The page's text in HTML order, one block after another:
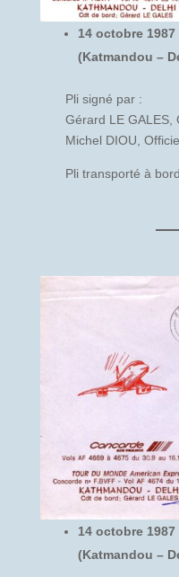
14 octobre 1987
(Katmandou –
Pli signé par :
Gérard LE GALES,
Michel DIOU,
Pli transporté à
14 octobre 1987
(Katmandou –